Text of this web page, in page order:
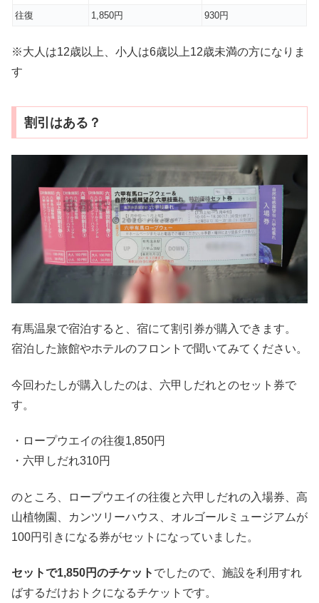
往復
1,850円 930円
※大人は12歳以上、小人は6歳以上12歳未満の方になりま
す
割引はある？
有馬温泉で宿泊すると、宿にて割引券が購入できます。
宿泊した旅館やホテルのフロントで聞いてみてください。
今回わたしが購入したのは、六甲しだれとのセット券で
す。
・ロープウエイの往復1,850円
・六甲しだれ310円
のところ、ロープウエイの往復と六甲しだれの入場券、高
山植物園、カンツリーハウス、オルゴールミュージアムが
100円引きになる券がセットになっていました。
セットで1,850円のチケット でしたので、施設を利用すれ
ばするだけおトクになるチケットです。